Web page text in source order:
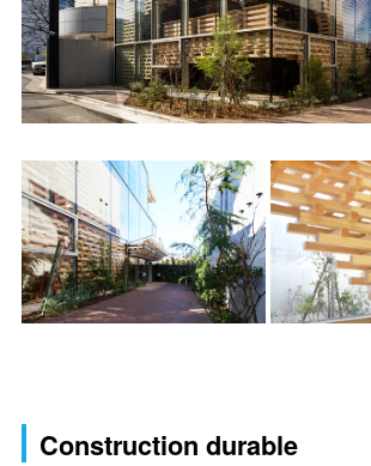
Construction durable